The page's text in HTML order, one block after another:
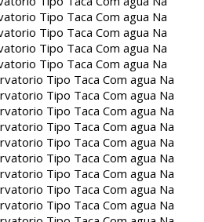
Tipo Taca Com agua Na
Tipo Taca Com agua Na
Tipo Taca Com agua Na
Tipo Taca Com agua Na
Tipo Taca Com agua Na
Tipo Taca Com agua Na
Tipo Taca Com agua Na
Tipo Taca Com agua Na
Tipo Taca Com agua Na
Tipo Taca Com agua Na
Tipo Taca Com agua Na
Tipo Taca Com agua Na
Tipo Taca Com agua Na